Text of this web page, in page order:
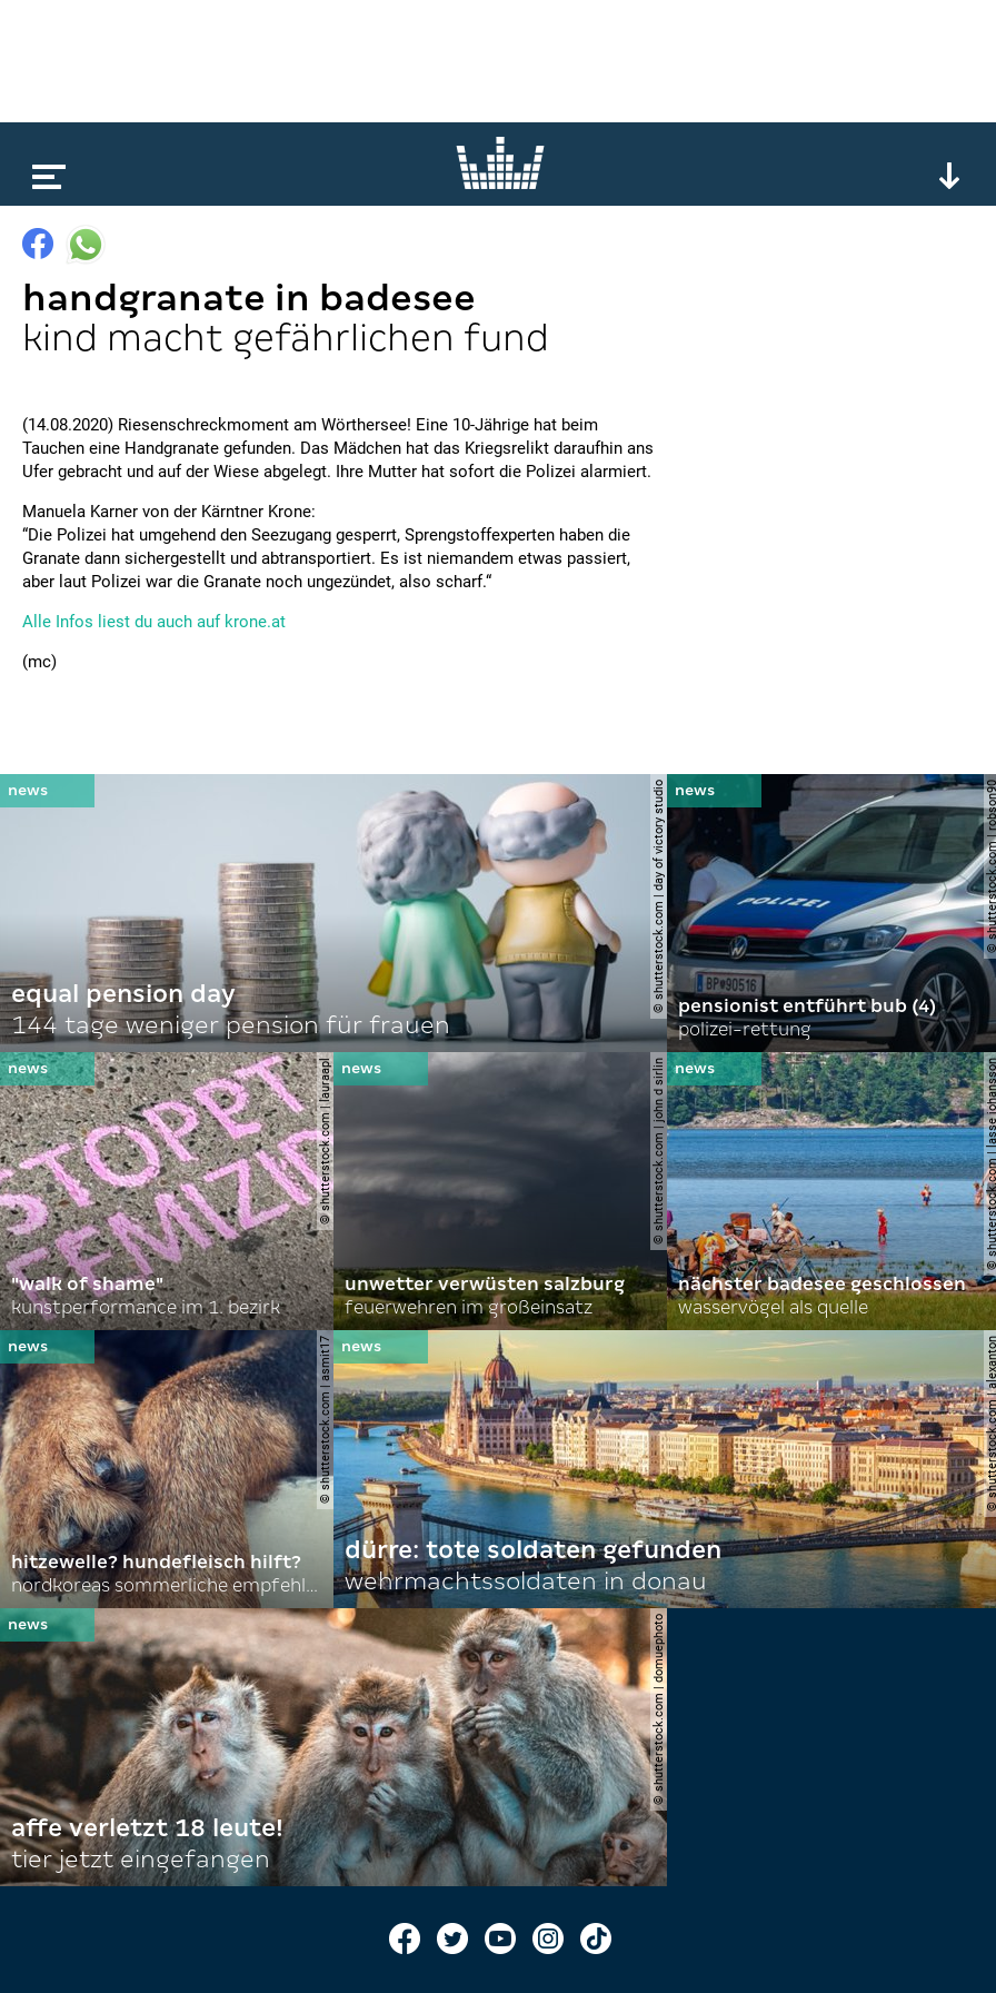
handgranate in badesee
kind macht gefährlichen fund
(14.08.2020) Riesenschreckmoment am Wörthersee! Eine 10-Jährige hat beim
Tauchen eine Handgranate gefunden. Das Mädchen hat das Kriegsrelikt daraufhin ans
Ufer gebracht und auf der Wiese abgelegt. Ihre Mutter hat sofort die Polizei alarmiert.
Manuela Karner von der Kärntner Krone:
“Die Polizei hat umgehend den Seezugang gesperrt, Sprengstoffexperten haben die
Granate dann sichergestellt und abtransportiert. Es ist niemandem etwas passiert,
aber laut Polizei war die Granate noch ungezündet, also scharf.“
Alle Infos liest du auch auf krone.at
(mc)
© shutterstock.com | day of victory studio
equal pension day
144 tage weniger pension für frauen
©
pensionist entführt bub (4)
polizei-rettung
© shutterstock.com | lauraapl
"walk of shame"
kunstperformance im 1. bezirk
© shutterstock.com | john d sirlin
unwetter verwüsten salzburg
feuerwehren im großeinsatz
©
nächster badesee geschlossen
wasservögel als quelle
© shutterstock.com | asmit17
hitzewelle? hundefleisch hilft?
nordkoreas sommerliche empfehlungen
©
dürre: tote soldaten gefunden
wehrmachtssoldaten in donau
© shutterstock.com | domuephoto
affe verletzt 18 leute!
tier jetzt eingefangen